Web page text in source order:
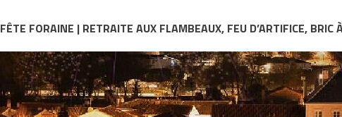
FÊTE FORAINE | RETRAITE AUX FLAMBEAUX, FEU D’ARTIFICE, BRIC